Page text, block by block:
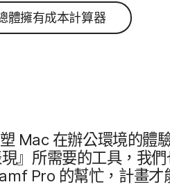
體擁有成本計算器
Mac 在​辦公環境​的​體
』所​需要​的​工具，​我
Pro 的​幫忙，​計畫​才​